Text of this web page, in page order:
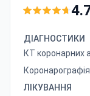
JCI та відома
Доктор
досвіду
ДІАГНОСТИКИ
КТ коронарних
Коронарографія
ЛІКУВАННЯ